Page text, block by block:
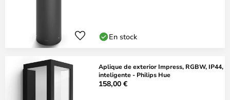
En stock
Aplique de exterior Impress, RGBW, IP44,
inteligente - Philips Hue
158,00 €